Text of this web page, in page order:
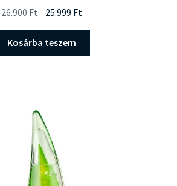
26.900Ft Original
was:
26.900 Ft.
25.999 Ft
25.999 Ft.
Kosárba teszem